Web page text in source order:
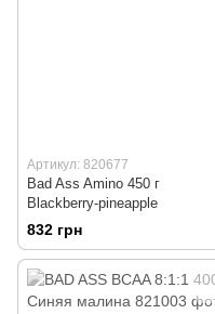
Артикул: 820677
Bad Ass Amino 450 г
Blackberry-pineapple
832 грн